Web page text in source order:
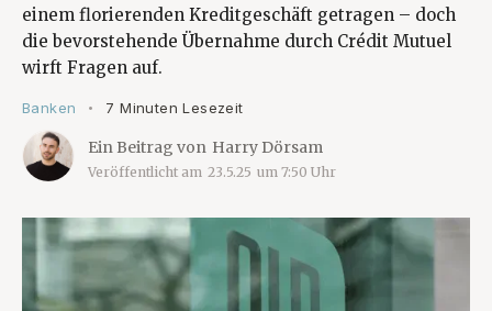
einem florierenden Kreditgeschäft getragen – doch
die bevorstehende Übernahme durch Crédit Mutuel
wirft Fragen auf.
Banken • 7 Minuten Lesezeit
Ein Beitrag von Harry Dörsam
Veröffentlicht am 23.5.25 um 7:50 Uhr